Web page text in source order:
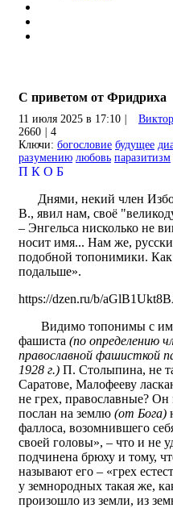
С приветом от Фридриха
11 июля 2025 в 17:10
2660
4
Ключи: богословие будущее
разумению любовь паразитизм
П К О Б
Днями, некий член
В., явил нам, своё
– Энгельса нисколько не
носит имя... Нам же,
подобной топонимики. Как
подальше».
https://dzen.ru/b/
Видимо топонимы с
фашиста (по определению
православной фашисткой
1928 г.) П. Столыпина, не
Саратове, Малофееву
не грех, православные? Он
послан на землю (от Бога)
фаллоса, возомнившего
своей головы», – что и не
подчинена брюху и тому,
называют его – «грех
у земнородных такая же,
произошло из земли, из